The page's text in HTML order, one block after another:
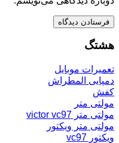
هشتگ
تعمیرات موبایل
دمپایی المطراش
کفش
مولتی متر
مولتی متر victor vc97
مولتی متر ویکتور
ویکتور vc97